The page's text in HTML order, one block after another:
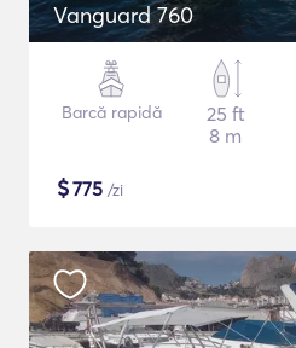
Vanguard 760
Barcă rapidă
25 ft
8 m
$775 /zi